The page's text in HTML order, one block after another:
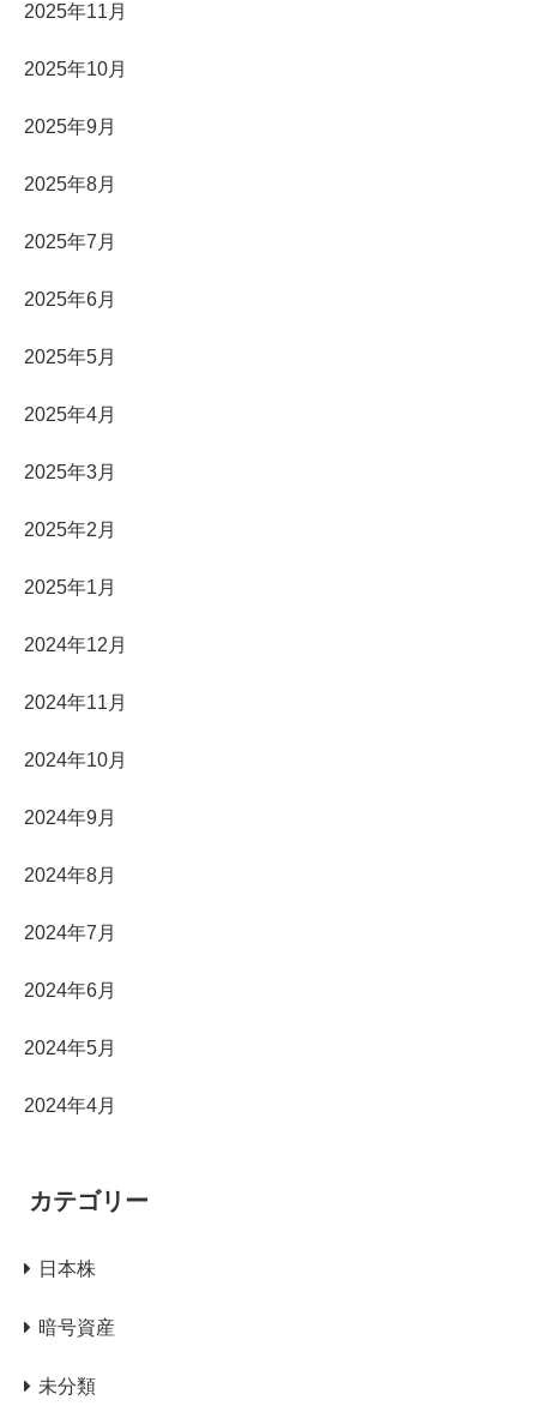
2025年11月
2025年10月
2025年9月
2025年8月
2025年7月
2025年6月
2025年5月
2025年4月
2025年3月
2025年2月
2025年1月
2024年12月
2024年11月
2024年10月
2024年9月
2024年8月
2024年7月
2024年6月
2024年5月
2024年4月
カテゴリー
日本株
暗号資産
未分類